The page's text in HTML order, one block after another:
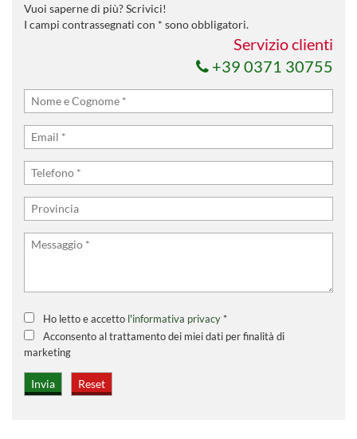
Invia la tua richiesta
Vuoi saperne di più? Scrivici!
I campi contrassegnati con * sono obbligatori.
Servizio clienti
+39 0371 30755
Ho letto e accetto l'informativa privacy *
Acconsento al trattamento dei miei dati per finalità di
marketing